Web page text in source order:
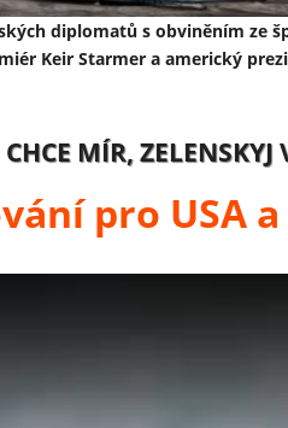
diplomatů s obviněním ze
Keir Starmer a americký
MÍR, ZELENSKYJ
pro USA